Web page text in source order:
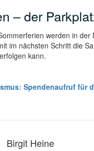
– der
werden in
im nächsten Schritt die
kann.
Spendenaufruf für
Birgit Heine